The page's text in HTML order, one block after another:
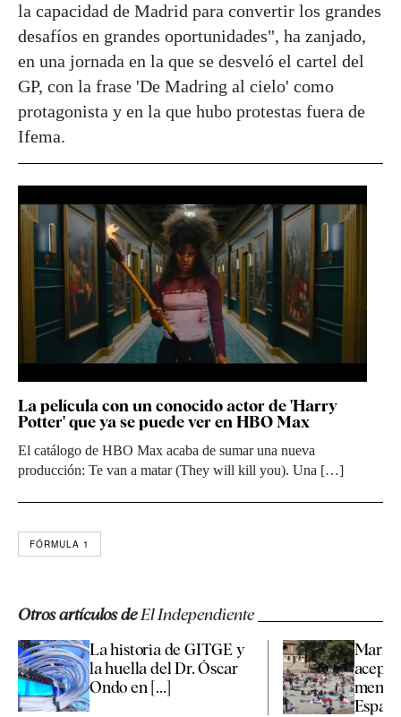
la capacidad de Madrid para convertir los grandes
desafíos en grandes oportunidades", ha zanjado,
en una jornada en la que se desveló el cartel del
GP, con la frase 'De Madring al cielo' como
protagonista y en la que hubo protestas fuera de
Ifema.
La película con un conocido actor de 'Harry
Potter' que ya se puede ver en HBO Max
El catálogo de HBO Max acaba de sumar una nueva
producción: Te van a matar (They will kill you). Una […]
FÓRMULA 1
Otros artículos deEl Independiente
La historia de GITGE y
la huella del Dr. Óscar
Ondo en [...]